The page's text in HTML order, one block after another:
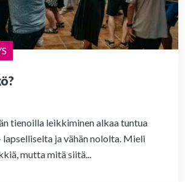
tienoilla leikkiminen alkaa tuntua
lapselliselta ja vähän nololta. Mieli
mutta mitä siitä...